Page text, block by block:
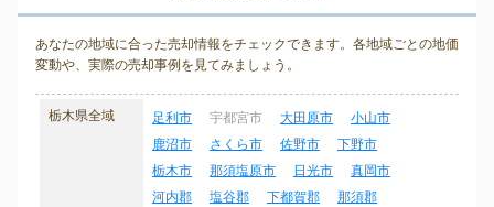
あなたの地域に合った売却情報をチェックできます。各地域ごとの地価
変動や、実際の売却事例を見てみましょう。
栃木県全域 足利市 宇都宮市 大田原市
小山市
鹿沼市
さくら市 佐野市
下野市
栃木市
那須塩原市 日光市
真岡市
河内郡
塩谷郡 下都賀郡
那須郡